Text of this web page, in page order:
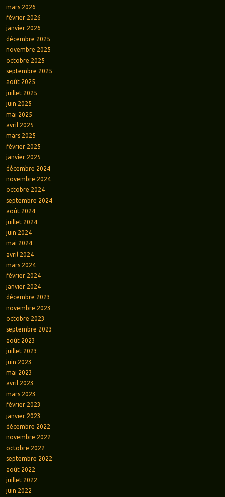
mars 2026
février 2026
janvier 2026
décembre 2025
novembre 2025
octobre 2025
septembre 2025
août 2025
juillet 2025
juin 2025
mai 2025
avril 2025
mars 2025
février 2025
janvier 2025
décembre 2024
novembre 2024
octobre 2024
septembre 2024
août 2024
juillet 2024
juin 2024
mai 2024
avril 2024
mars 2024
février 2024
janvier 2024
décembre 2023
novembre 2023
octobre 2023
septembre 2023
août 2023
juillet 2023
juin 2023
mai 2023
avril 2023
mars 2023
février 2023
janvier 2023
décembre 2022
novembre 2022
octobre 2022
septembre 2022
août 2022
juillet 2022
juin 2022